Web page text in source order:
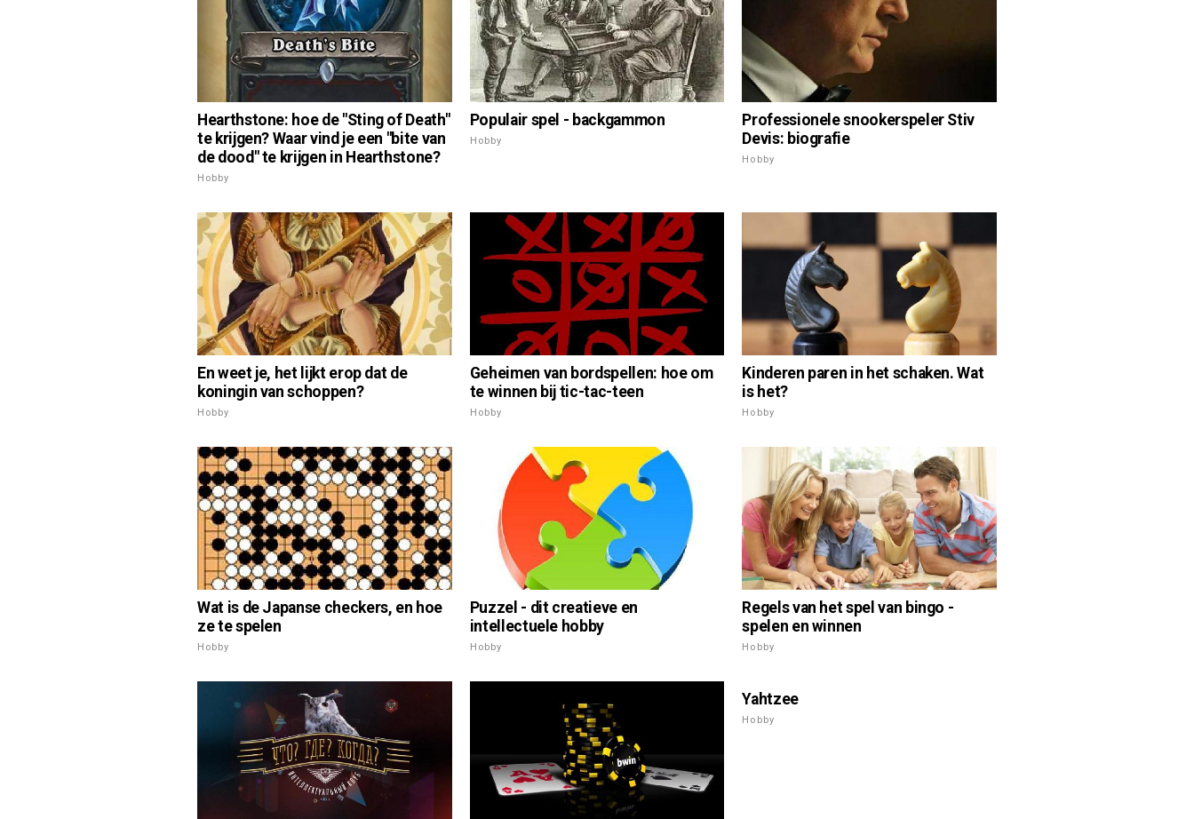
Hearthstone: hoe de "Sting of Death"
te krijgen? Waar vind je een "bite van
de dood" te krijgen in Hearthstone?
Hobby
Populair spel - backgammon
Hobby
Professionele snookerspeler Stiv
Devis: biografie
Hobby
En weet je, het lijkt erop dat de
koningin van schoppen?
Hobby
Geheimen van bordspellen: hoe om
te winnen bij tic-tac-teen
Hobby
Kinderen paren in het schaken. Wat
is het?
Hobby
Wat is de Japanse checkers, en hoe
ze te spelen
Hobby
Puzzel - dit creatieve en
intellectuele hobby
Hobby
Regels van het spel van bingo -
spelen en winnen
Hobby
Yahtzee
Hobby